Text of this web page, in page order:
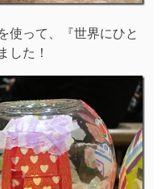
使って、『世界にひと
した！